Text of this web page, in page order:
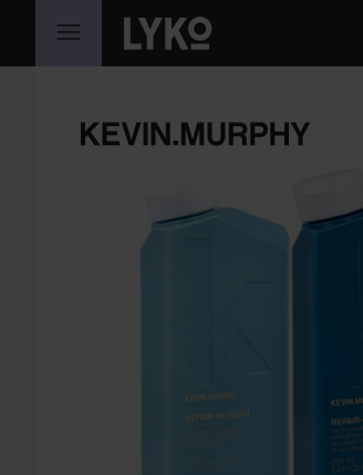
SIIRTYÄ JHK SISÄLTÖÖN